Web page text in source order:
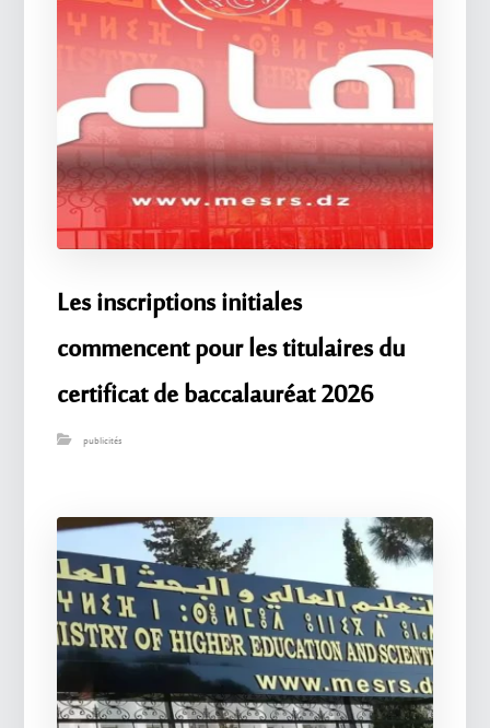
Les inscriptions initiales
commencent pour les titulaires du
certificat de baccalauréat 2026
publicités